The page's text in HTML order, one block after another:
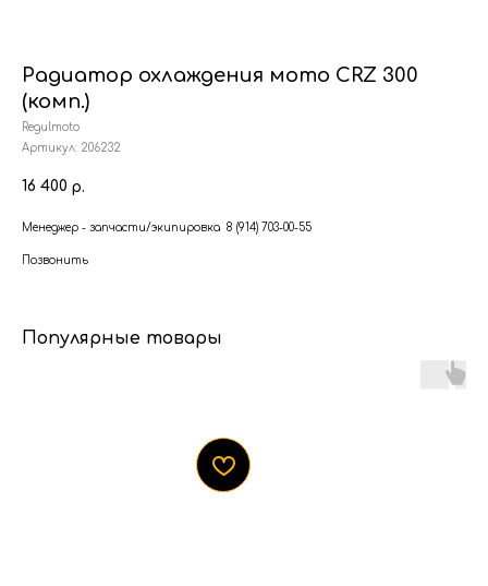
Радиатор охлаждения мото CRZ 300
(комп.)
Regulmoto
Артикул: 206232
16 400 р.
Менеджер - запчасти/экипировка 8 (914) 703-00-55
Позвонить
Популярные товары